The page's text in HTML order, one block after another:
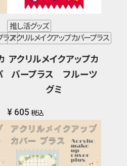
ラス
推し活グッズ
アクリルメイクアップカバープラス
アクリルメイクアップカ
バープラス フルーツ
グミ
¥ 605 税込